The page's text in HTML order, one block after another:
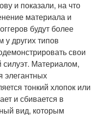
и показали, на что
материала и
будут более
других типов
свои
силуэт. Материалом,
элегантных
тонкий хлопок или
и сбивается в
вид, которым